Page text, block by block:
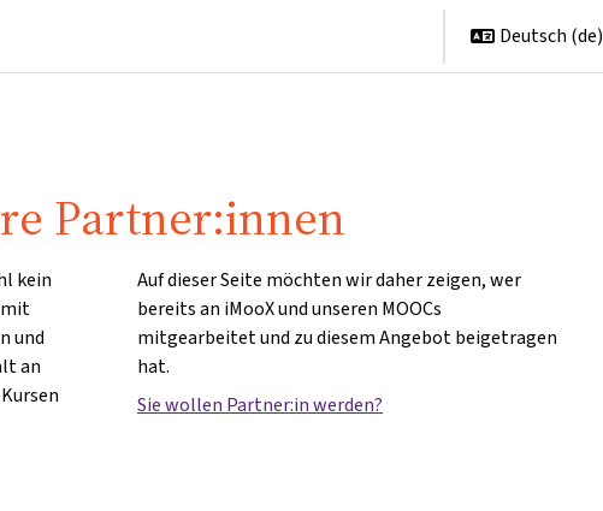
Deutsch ‎(de)‎
Partner:innen
kein
mit
und
an
Auf dieser Seite möchten wir daher zeigen, wer
bereits an iMooX und unseren MOOCs
mitgearbeitet und zu diesem Angebot beigetragen
hat.
Sie wollen Partner:in werden?